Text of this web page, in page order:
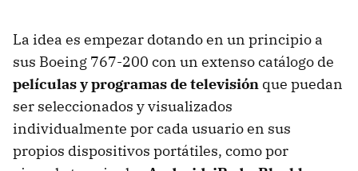
La idea es empezar dotando en un principio a
sus Boeing 767-200 con un extenso catálogo de
películas y programas de televisión que puedan
ser seleccionados y visualizados
individualmente por cada usuario en sus
propios dispositivos portátiles, como por